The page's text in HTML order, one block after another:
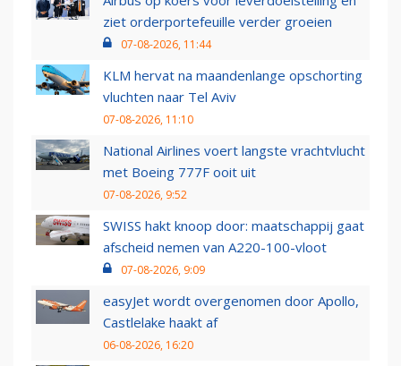
ziet orderportefeuille verder groeien
07-08-2026, 11:44
KLM hervat na maandenlange opschorting
vluchten naar Tel Aviv
07-08-2026, 11:10
National Airlines voert langste vrachtvlucht
met Boeing 777F ooit uit
07-08-2026, 9:52
SWISS hakt knoop door: maatschappij gaat
afscheid nemen van A220-100-vloot
07-08-2026, 9:09
easyJet wordt overgenomen door Apollo,
Castlelake haakt af
06-08-2026, 16:20